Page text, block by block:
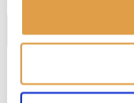
Telefon